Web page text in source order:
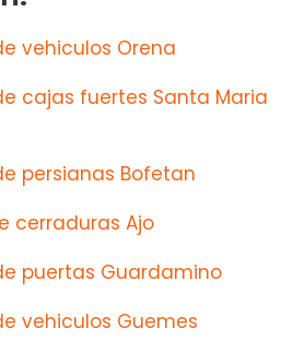
vehiculos Orena
cajas fuertes Santa Maria
persianas Bofetan
cerraduras Ajo
puertas Guardamino
vehiculos Guemes